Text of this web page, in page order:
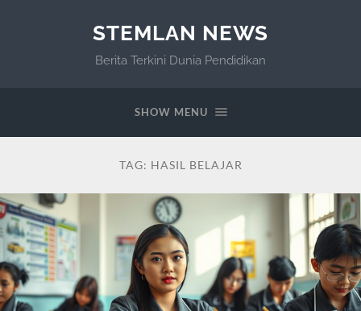
STEMLAN NEWS
Berita Terkini Dunia Pendidikan
SHOW MENU
TAG: HASIL BELAJAR